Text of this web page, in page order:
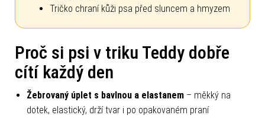
Tričko chraní kůži psa před sluncem a hmyzem
Proč si psi v triku Teddy dobře
cítí každý den
Žebrovaný úplet s bavlnou a elastanem – měkký na
dotek, elastický, drží tvar i po opakovaném praní